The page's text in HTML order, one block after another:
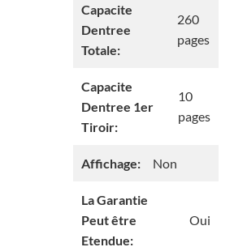
Capacite
Dentree
Totale:
260
pages
Capacite
Dentree 1er
Tiroir:
10
pages
Affichage: Non
La Garantie
Peut être
Etendue:
Oui